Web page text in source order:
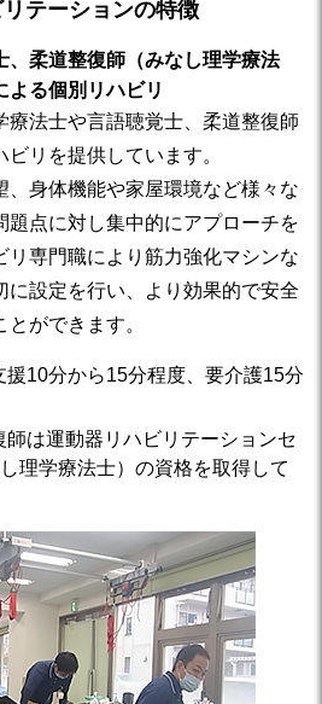
テーションの特徴
、柔道整復師（みなし理学療法
よる個別リハビリ
療法士や言語聴覚士、柔道整復師
リを提供しています。
、身体機能や家屋環境など様々な
題点に対し集中的にアプローチを
リ専門職により筋力強化マシンな
に設定を行い、より効果的で安全
ができます。
援10分から15分程度、要介護15分
師は運動器リハビリテーションセ
理学療法士）の資格を取得して